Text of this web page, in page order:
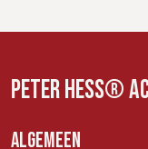
Peter Hess®
ALGEMEEN